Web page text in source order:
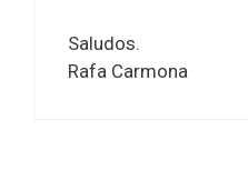
Saludos.
Rafa Carmona